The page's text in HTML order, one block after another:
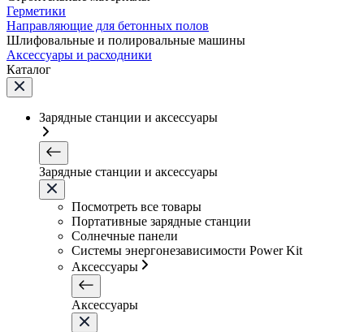
Герметики
Направляющие для бетонных полов
Шлифовальные и полировальные машины
Аксессуары и расходники
Каталог
Зарядные станции и аксессуары
Зарядные станции и аксессуары
Посмотреть все товары
Портативные зарядные станции
Солнечные панели
Системы энергонезависимости Power Kit
Аксессуары
Аксессуары